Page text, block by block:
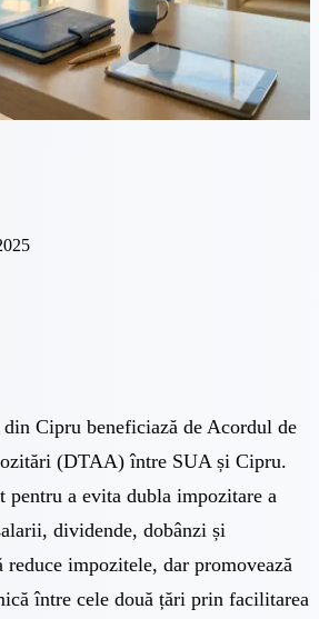
Cipru beneficiază de Acordul de Evitare a
între SUA și Cipru. Acest tratat este
impozitare pe venituri, inclusiv
Cipru beneficiază de Acordul de
(DTAA) între SUA și Cipru.
pentru a evita dubla impozitare a
dividende, dobânzi și
reduce impozitele, dar promovează
între cele două țări prin facilitarea